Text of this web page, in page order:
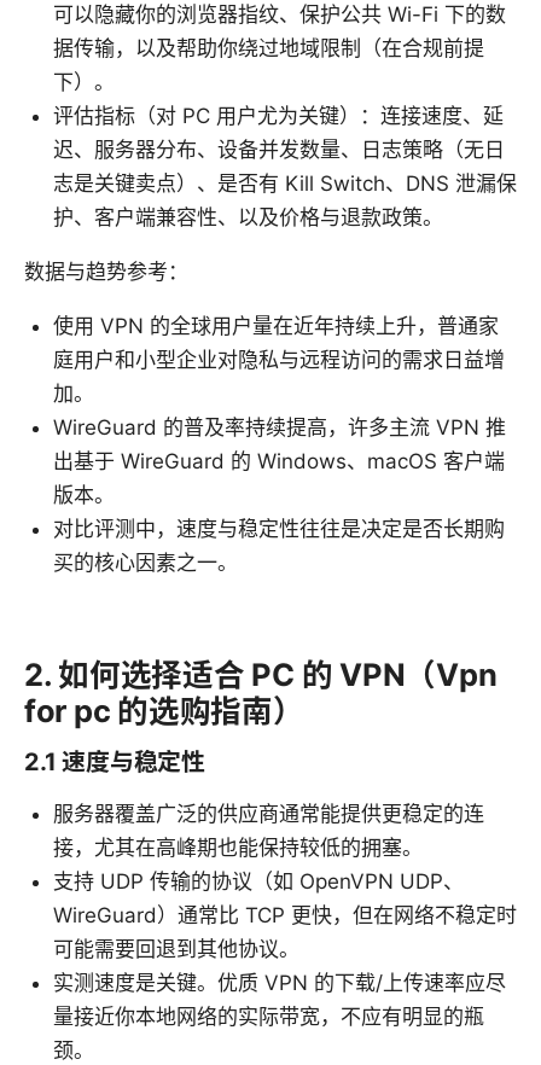
可以隐藏你的浏览器指纹、保护公共 Wi-Fi 下的数
据传输，以及帮助你绕过地域限制（在合规前提
下）。
评估指标（对 PC 用户尤为关键）：连接速度、延
迟、服务器分布、设备并发数量、日志策略（无日
志是关键卖点）、是否有 Kill Switch、DNS 泄漏保
护、客户端兼容性、以及价格与退款政策。
数据与趋势参考：
使用 VPN 的全球用户量在近年持续上升，普通家
庭用户和小型企业对隐私与远程访问的需求日益增
加。
WireGuard 的普及率持续提高，许多主流 VPN 推
出基于 WireGuard 的 Windows、macOS 客户端
版本。
对比评测中，速度与稳定性往往是决定是否长期购
买的核心因素之一。
2. 如何选择适合 PC 的 VPN（Vpn
for pc 的选购指南）
2.1 速度与稳定性
服务器覆盖广泛的供应商通常能提供更稳定的连
接，尤其在高峰期也能保持较低的拥塞。
支持 UDP 传输的协议（如 OpenVPN UDP、
WireGuard）通常比 TCP 更快，但在网络不稳定时
可能需要回退到其他协议。
实测速度是关键。优质 VPN 的下载/上传速率应尽
量接近你本地网络的实际带宽，不应有明显的瓶
颈。